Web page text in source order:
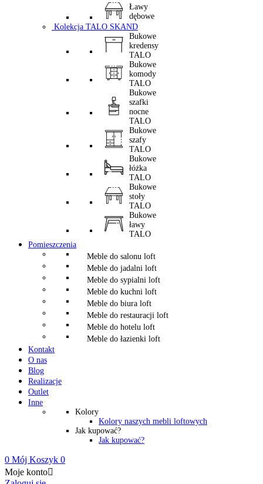
Ławy
dębowe
Kolekcja TALO SKAND
Bukowe
kredensy
TALO
Bukowe
komody
TALO
Bukowe
szafki
nocne
TALO
Bukowe
szafy
TALO
Bukowe
łóżka
TALO
Bukowe
stoły
TALO
Bukowe
ławy
TALO
Pomieszczenia
Meble do salonu loft
Meble do jadalni loft
Meble do sypialni loft
Meble do kuchni loft
Meble do biura loft
Meble do restauracji loft
Meble do hotelu loft
Meble do łazienki loft
Kontakt
O nas
Blog
Realizacje
Outlet
Inne
Kolory
Kolory naszych mebli loftowych
Jak kupować?
Jak kupować?
0 Mój Koszyk 0
Moje konto